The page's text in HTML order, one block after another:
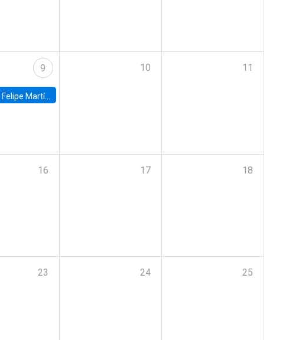
9
Felipe Martínez, alumno Doctorado en Economía UC
10 11
16 17 18
23 24 25